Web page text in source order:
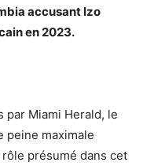
accusant Izo
en 2023.
Miami Herald, le
peine maximale
présumé dans cet